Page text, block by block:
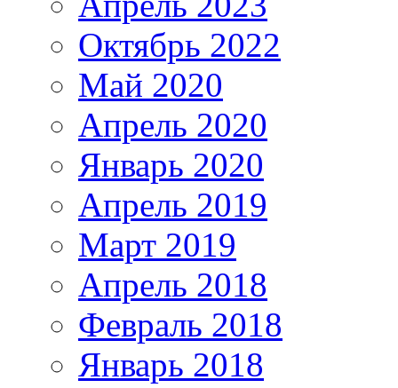
Октябрь 2022
Май 2020
Апрель 2020
Январь 2020
Апрель 2019
Март 2019
Апрель 2018
Февраль 2018
Январь 2018